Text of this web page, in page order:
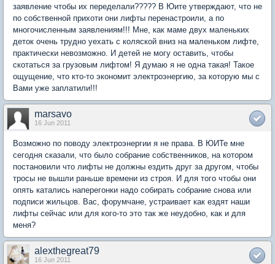
заявление чтобы их переделали????? В Юите утверждают, что не
по собственной прихоти они лифты перенастроили, а по
многочисленным заявлениям!!! Мне, как маме двух маленьких
деток очень трудно уехать с коляской вниз на маленьком лифте,
практически невозможно. И детей не могу оставить, чтобы
скотаться за грузовым лифтом! Я думаю я не одна такая! Такое
ощущение, что кто-то экономит электроэнергию, за которую мы с
Вами уже заплатили!!!
marsavo
16 Jun 2011
Возможно по поводу электроэнергии я не права. В ЮИТе мне
сегодня сказали, что было собрание собственников, на котором
постановили что лифты не должны ездить друг за другом, чтобы
тросы не вышли раньше времени из строя. И для того чтобы они
опять катались наперегонки надо собирать собрание снова или
подписи жильцов. Вас, форумчане, устраивает как ездят наши
лифты сейчас или для кого-то это так же неудобно, как и для
меня?
alexthegreat79
16 Jun 2011